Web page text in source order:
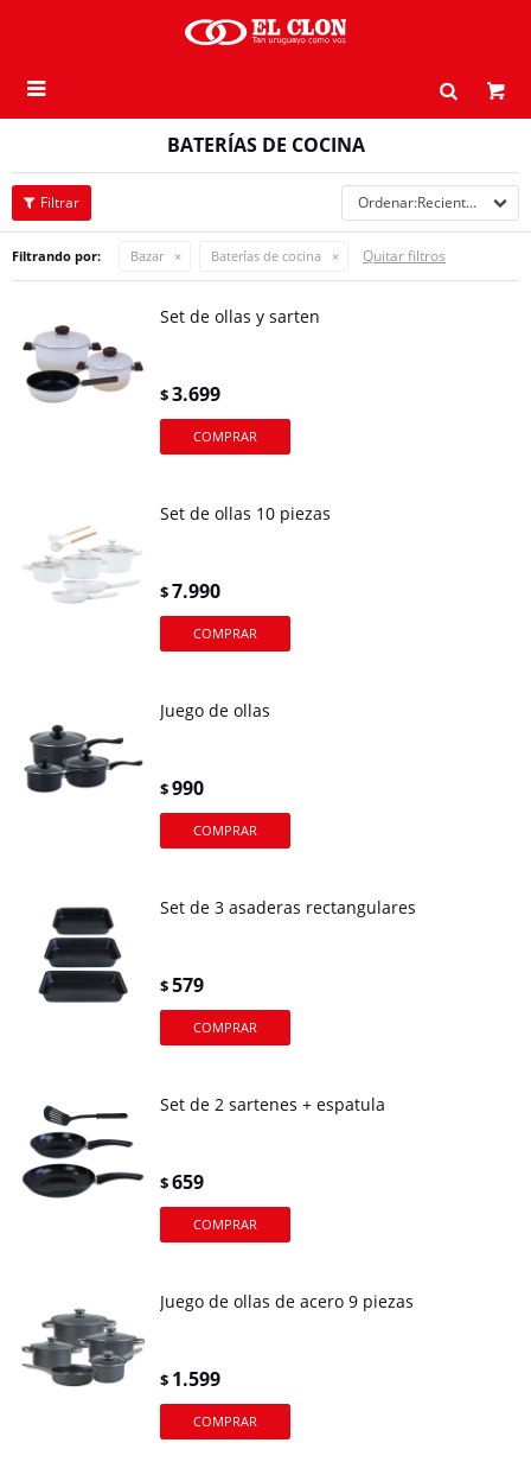

BATERÍAS DE COCINA
Recientes
Filtrando por: Bazar Baterías de cocina Quitar filtros
Set de ollas y sarten
$3.699
Set de ollas 10 piezas
$7.990
Juego de ollas
$990
Set de 3 asaderas rectangulares
$579
Set de 2 sartenes + espatula
$659
Juego de ollas de acero 9 piezas
$ 1.599